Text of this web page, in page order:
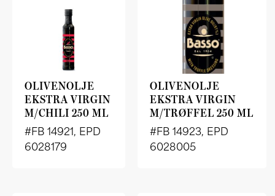
OLIVENOLJE
EKSTRA VIRGIN
M/CHILI 250 ML
#FB 14921, EPD
6028179
OLIVENOLJE
EKSTRA VIRGIN
M/TRØFFEL 250 ML
#FB 14923, EPD
6028005